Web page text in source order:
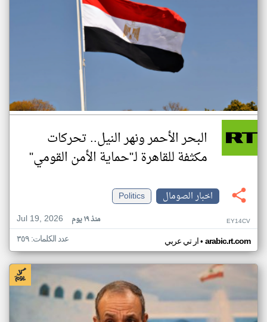
البحر الأحمر ونهر النيل.. تحركات
مكثفة للقاهرة لـ"حماية الأمن القومي"
اخبار الصومال
Politics
Jul 19, 2026
منذ ١٩ يوم EY14CV
ار تي عربي• arabic.rt.com عدد الكلمات: ٣٥٩